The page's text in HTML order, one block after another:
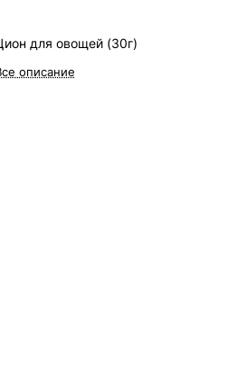
для овощей (30г)
описание